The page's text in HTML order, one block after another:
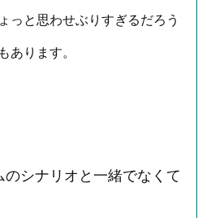
っと思わせぶりすぎるだろう
あります。
シナリオと一緒でなくて